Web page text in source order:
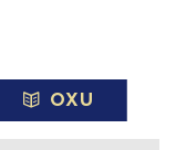
OXU